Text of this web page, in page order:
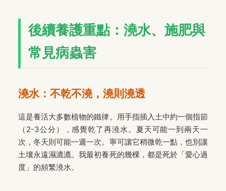
後續養護重點：澆水、施肥與
常見病蟲害
澆水：不乾不澆，澆則澆透
這是養活大多數植物的鐵律。用手指插入土中約一個指節
（2-3公分），感覺乾了再澆水。夏天可能一到兩天一
次，冬天則可能一週一次。寧可讓它稍微乾一點，也別讓
土壤永遠濕漉漉。我最初養死的幾棵，都是死於「愛心過
度」的頻繁澆水。